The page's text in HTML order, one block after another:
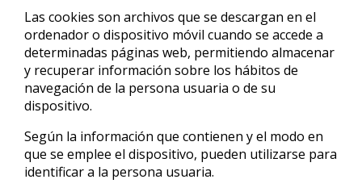
Las cookies son archivos que se descargan en el
ordenador o dispositivo móvil cuando se accede a
determinadas páginas web, permitiendo almacenar
y recuperar información sobre los hábitos de
navegación de la persona usuaria o de su
dispositivo.
Según la información que contienen y el modo en
que se emplee el dispositivo, pueden utilizarse para
identificar a la persona usuaria.